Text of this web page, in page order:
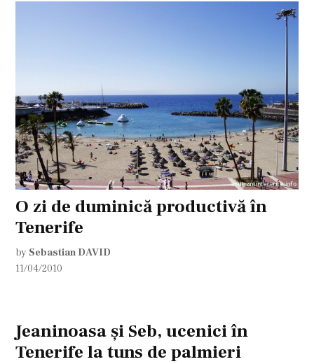
O zi de duminică productivă în
Tenerife
by Sebastian DAVID
11/04/2010
Jeaninoasa şi Seb, ucenici în
Tenerife la tuns de palmieri